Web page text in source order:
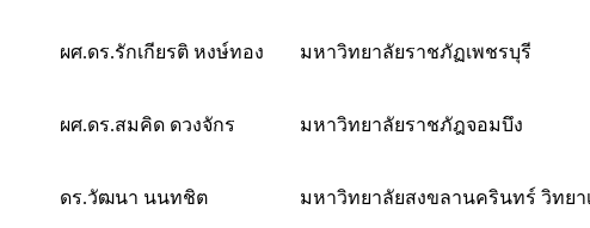
ผศ.ดร.รักเกียรติ หงษ์ทอง มหาวิทยาลัยราชภัฏเพชรบุรี
ผศ.ดร.สมคิด ดวงจักร มหาวิทยาลัยราชภัฎจอมบึง
ดร.วัฒนา นนทชิต มหาวิทยาลัยสงขลานครินทร์ วิทย